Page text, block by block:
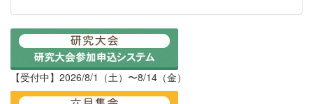
【受付中】2026/8/1（土）〜8/14（金）